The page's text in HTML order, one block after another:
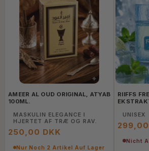
AMEER AL OUD ORIGINAL, ATYAB
100ML.
MASKULIN ELEGANCE I
HJERTET AF TRÆ OG RAV.
250,00 DKK
Nur Noch 2 Artikel Auf Lager
RIIFFS
UNISEX
299,00
Nicht